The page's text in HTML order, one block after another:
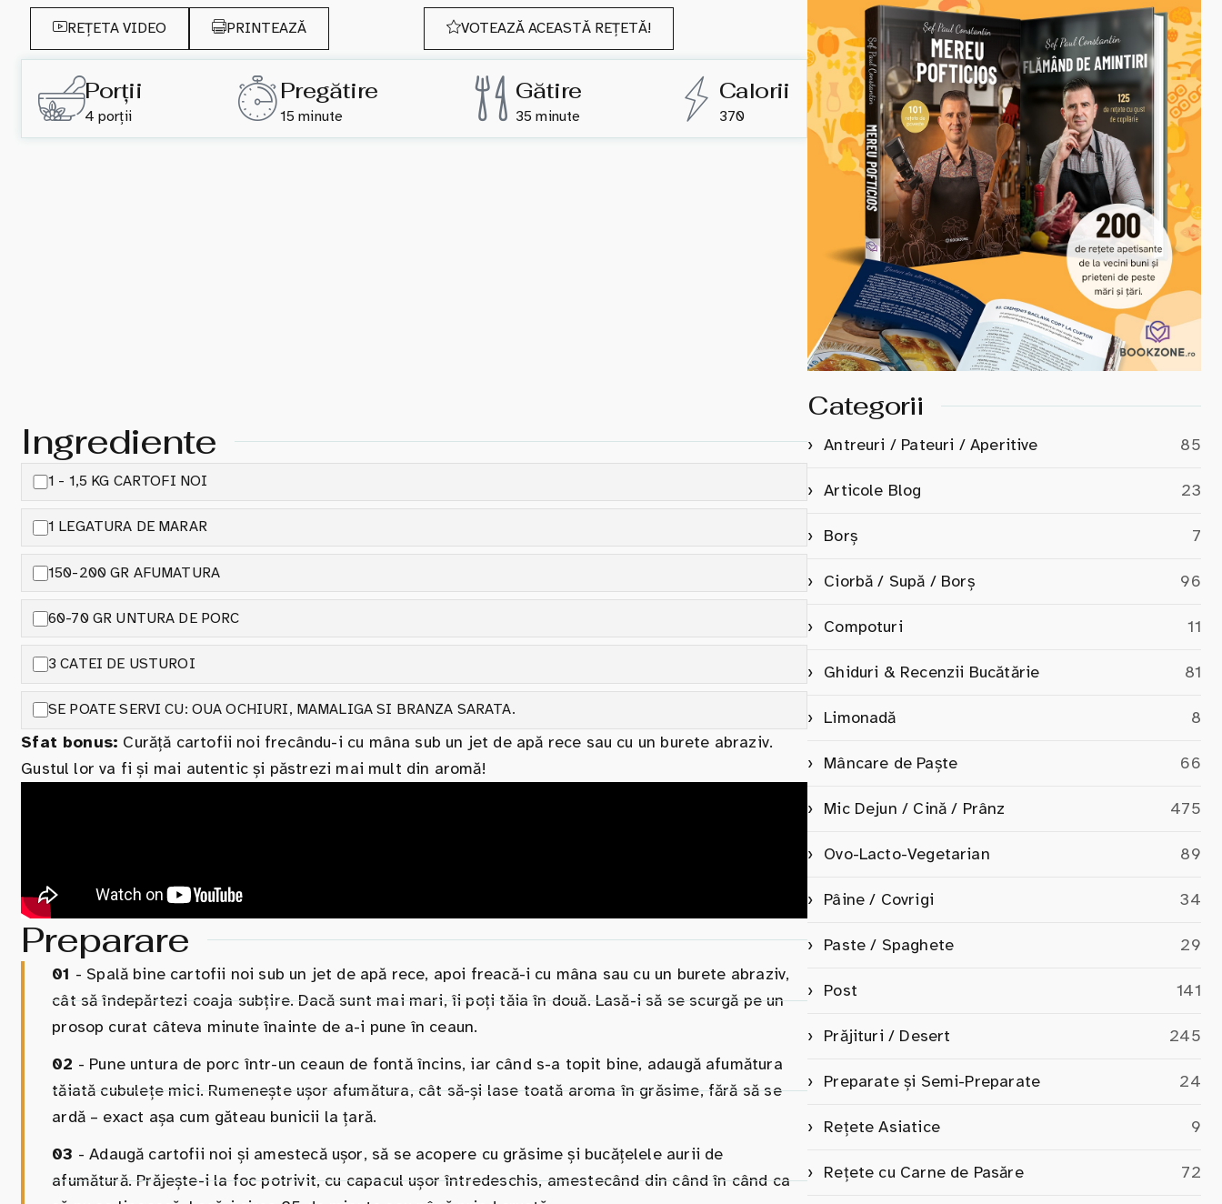
REȚETA VIDEO PRINTEAZĂ VOTEAZĂ ACEASTĂ REȚETĂ!
Porții
4 porții
Pregătire
15 minute
Gătire
35 minute
Calorii
370
Ingrediente
1 - 1,5 KG CARTOFI NOI
1 LEGATURA DE MARAR
150-200 GR AFUMATURA
60-70 GR UNTURA DE PORC
3 CATEI DE USTUROI
SE POATE SERVI CU: OUA OCHIURI, MAMALIGA SI BRANZA SARATA.
Sfat bonus: Curăță cartofii noi frecându-i cu mâna sub un jet de apă rece sau cu un burete abraziv.
Gustul lor va fi și mai autentic și păstrezi mai mult din aromă!
Preparare
01 - Spală bine cartofii noi sub un jet de apă rece, apoi freacă-i cu mâna sau cu un burete abraziv,
cât să îndepărtezi coaja subțire. Dacă sunt mai mari, îi poți tăia în două. Lasă-i să se scurgă pe un
prosop curat câteva minute înainte de a-i pune în ceaun.
02 - Pune untura de porc într-un ceaun de fontă încins, iar când s-a topit bine, adaugă afumătura
tăiată cubulețe mici. Rumenește ușor afumătura, cât să-și lase toată aroma în grăsime, fără să se
ardă – exact așa cum găteau bunicii la țară.
03 - Adaugă cartofii noi și amestecă ușor, să se acopere cu grăsime și bucățelele aurii de
afumătură. Prăjește-i la foc potrivit, cu capacul ușor întredeschis, amestecând din când în când ca
Categorii
Antreuri / Pateuri / Aperitive 85
Articole Blog 23
Borș 7
Ciorbă / Supă / Borș 96
Compoturi 11
Ghiduri & Recenzii Bucătărie 81
Limonadă 8
Mâncare de Paște 66
Mic Dejun / Cină / Prânz 475
Ovo-Lacto-Vegetarian 89
Pâine / Covrigi 34
Paste / Spaghete 29
Post 141
Prăjituri / Desert 245
Preparate și Semi-Preparate 24
Rețete Asiatice 9
Rețete cu Carne de Pasăre 72